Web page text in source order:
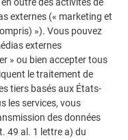
à droite ou bien
de couverture choisi
la couverture des
: pénétrations). Des
nécessaires pour les
(1,48 pc./ml).
outre des activités de
externes (« marketing et
»). Vous pouvez
externes
» ou bien accepter tous
le traitement de
tiers basés aux États-
les services, vous
des données
49 al. 1 lettre a) du